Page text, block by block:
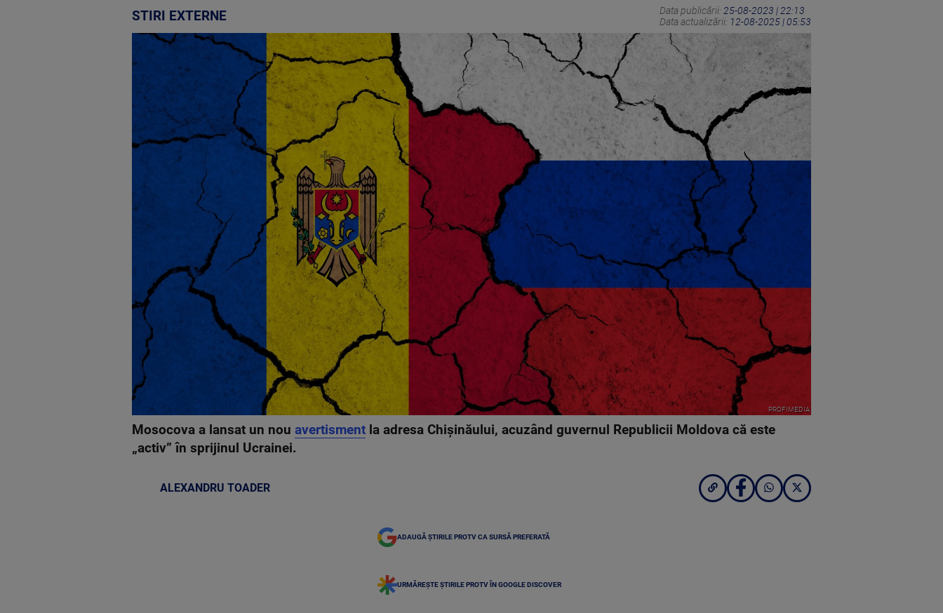
STIRI EXTERNE Data publicării: 25-08-2023 | 22:13
Data actualizării: 12-08-2025 | 05:53
PROFIMEDIA
Mosocova a lansat un nou avertisment la adresa Chișinăului, acuzând guvernul Republicii Moldova că este
„activ” în sprijinul Ucrainei.
ALEXANDRU TOADER
ADAUGĂ ȘTIRILE PROTV CA SURSĂ PREFERATĂ
URMĂREȘTE ȘTIRILE PROTV ÎN GOOGLE DISCOVER